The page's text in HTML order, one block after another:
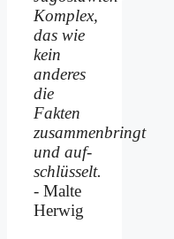
Komplex,
das wie
kein
anderes
die
Fakten
zusammenbringt
und auf­
schlüsselt.
- Malte
Herwig